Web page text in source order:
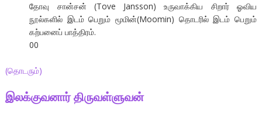
தோவு சான்சன் (Tove Jansson) உருவாக்கிய சிறார் ஓவிய
நூல்களில் இடம் பெறும் மூமின்(Moomin) தொடரில் இடம் பெறும்
கற்பனைப் பாத்திரம்.
00
(தொடரும்)
இலக்குவனார் திருவள்ளுவன்